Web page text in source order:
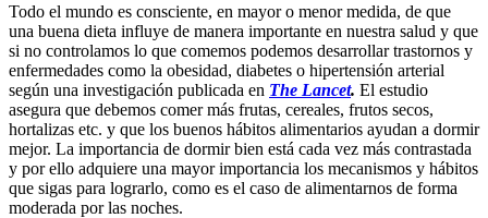
Todo el mundo es consciente, en mayor o menor medida, de que
una buena dieta influye de manera importante en nuestra salud y que
si no controlamos lo que comemos podemos desarrollar trastornos y
enfermedades como la obesidad, diabetes o hipertensión arterial
según una investigación publicada en The Lancet. El estudio
asegura que debemos comer más frutas, cereales, frutos secos,
hortalizas etc. y que los buenos hábitos alimentarios ayudan a dormir
mejor. La importancia de dormir bien está cada vez más contrastada
y por ello adquiere una mayor importancia los mecanismos y hábitos
que sigas para lograrlo, como es el caso de alimentarnos de forma
moderada por las noches.